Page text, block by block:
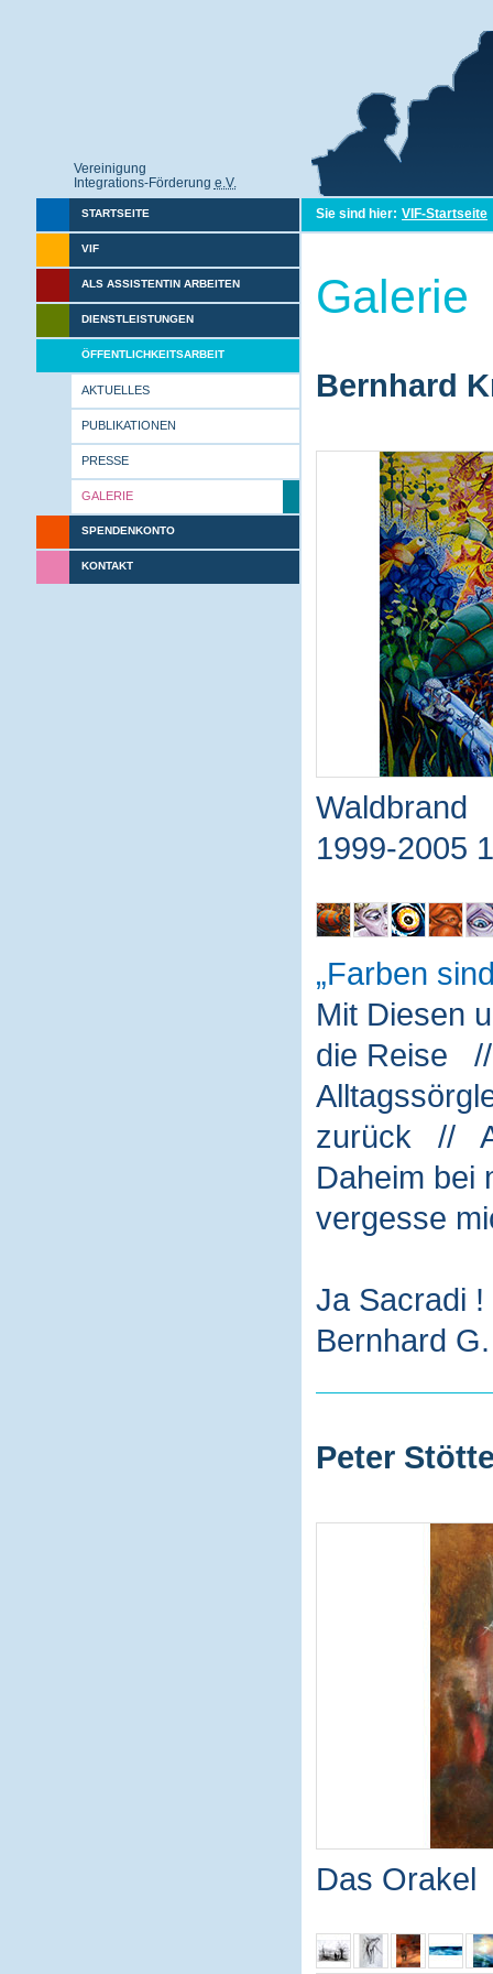
Vereinigung
Integrations-Förderung e.V.
STARTSEITE
VIF
ALS ASSISTENTIN ARBEITEN
DIENSTLEISTUNGEN
ÖFFENTLICHKEITSARBEIT
AKTUELLES
PUBLIKATIONEN
PRESSE
GALERIE
SPENDENKONTO
KONTAKT
Sie sind hier: VIF-Startseite
Galerie
Bernhard
Waldbrand
1999-2005
Farben
Mit Diesen
die Reise
zurück //
Daheim
vergesse
Ja Sacradi
Bernhard
Peter
Das Orakel